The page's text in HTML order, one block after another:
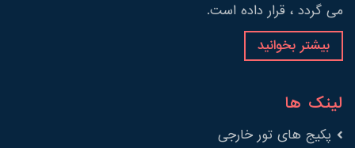
می گردد ، قرار داده است.
بیشتر بخوانید
لینک ها
پکیج های تور خارجی